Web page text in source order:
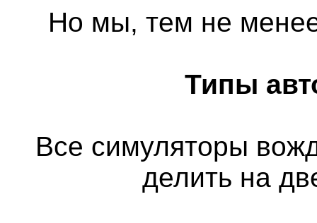
Но мы, тем не
Типы
Все симуляторы
делить на